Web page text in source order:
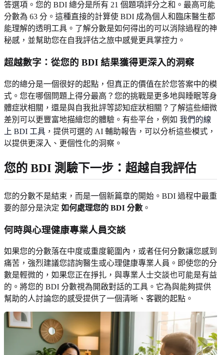
答選項。您的 BDI 總分是所有 21 個題項評分之和。最高可能
分數為 63 分。這種直接的計算使 BDI 成為個人和臨床醫生都
能理解的透明工具。了解分數是如何得出的可以消除過程的神
秘感，並幫助您在自我評估之旅中感覺更具掌控力。
超越數字：從您的 BDI 結果獲得更深入的洞察
您的總分是一個很好的起點，但真正的價值在於您答案中的模
式。您在哪個問題上得分最高？您的挑戰是更多地與睡眠等身
體症狀相關，還是與自我批評等認知症狀相關？了解這些細微
差別可以更豐富地描繪您的體驗。有些平台，例如 我們的線
上 BDI 工具 ，提供可選的 AI 輔助報告，可以分析這些模式，
以提供更深入、更個性化的洞察。
您的 BDI 測驗下一步：超越自我評估
您的分數不是結束，而是一個新篇章的開始。BDI 過程中最重
要的部分是決定 如何處理您的 BDI 分數 。
何時與心理健康專業人員交談
如果您的分數落在中度或重度範圍內，或者任何分數讓您感到
痛苦，強烈建議您諮詢醫生或心理健康專業人員。即使您的分
數是輕微的，如果您正在掙扎，與專業人士交談也可能是有益
的。將您的 BDI 分數視為開啟對話的工具。它為與能夠提供
幫助的人討論您的感受提供了一個清晰、客觀的起點。